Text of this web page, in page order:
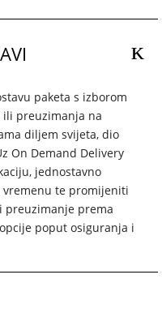
paketa s izborom
ili preuzimanja na
diljem svijeta, dio
On Demand Delivery
jednostavno
te promijeniti
preuzimanje prema
poput osiguranja i